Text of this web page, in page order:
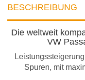
BESCHREIBUNG
Die weltweit
VW
Spuren, mit